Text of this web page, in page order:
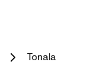
Tonala